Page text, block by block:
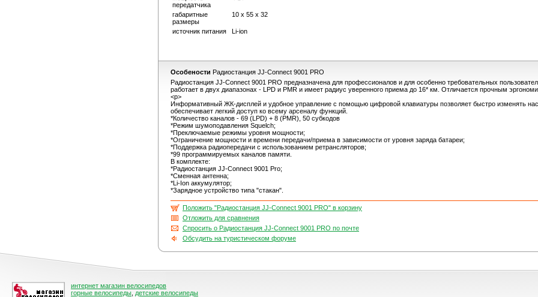
передатчика
габаритные
размеры
10 х 55 х 32
источник питания Li-ion
Особености Радиостанция JJ-Connect 9001 PRO
Радиостанция JJ-Connect 9001 PRO предназначена для профессионалов и для особенно требовательных
работает в двух диапазонах - LPD и PMR и имеет радиус уверенного приема до 16* км. Отличается прочным
<p>
Информативный ЖК-дисплей и удобное управление с помощью цифровой клавиатуры позволяет быстро изменять
обеспечивает легкий доступ ко всему арсеналу функций.
*Количество каналов - 69 (LPD) + 8 (PMR), 50 субкодов
*Режим шумоподавления Squelch;
*Преключаемые режимы уровня мощности;
*Ограничение мощности и времени передачи/приема в зависимости от уровня заряда батареи;
*Поддержка радиопередачи с использованием ретрансляторов;
*99 программируемых каналов памяти.
В комплекте:
*Радиостанция JJ-Connect 9001 Pro;
*Сменная антенна;
*Li-Ion аккумулятор;
*Зарядное устройство типа "стакан".
Положить "Радиостанция JJ-Connect 9001 PRO" в корзину
Отложить для сравнения
Спросить о Радиостанция JJ-Connect 9001 PRO по почте
Обсудить на туристическом форуме
интернет магазин велосипедов
горные велосипеды детские велосипеды